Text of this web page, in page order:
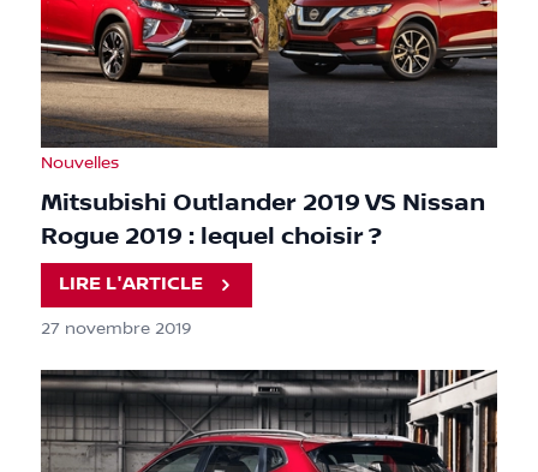
Nouvelles
Mitsubishi Outlander 2019 VS Nissan
Rogue 2019 : lequel choisir ?
LIRE L'ARTICLE
27 novembre 2019